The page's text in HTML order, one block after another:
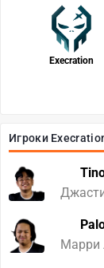
Игроки
Марри
Execration